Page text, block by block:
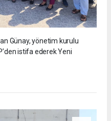
Günay, yönetim kurulu
istifa ederek Yeni